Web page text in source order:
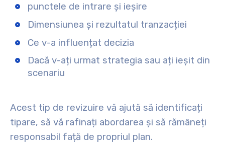
punctele de intrare și ieșire
Dimensiunea și rezultatul tranzacției
Ce v-a influențat decizia
Dacă v-ați urmat strategia sau ați ieșit din
scenariu
Acest tip de revizuire vă ajută să identificați
tipare, să vă rafinați abordarea și să rămâneți
responsabil față de propriul plan.